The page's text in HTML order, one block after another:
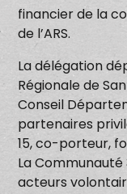
financier de la
de l’ARS.
La délégation
Régionale de
Conseil
partenaires
15, co-porteur,
La
acteurs